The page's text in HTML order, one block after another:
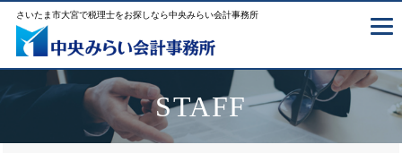
さいたま市大宮で税理士をお探しなら中央みらい会計事務所
STAFF